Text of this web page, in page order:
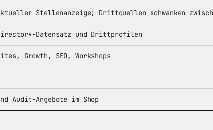
Stellenanzeige; Drittquellen schwanken
Datensatz und Drittprofilen
Growth, SEO, Workshops
Audit-Angebote im Shop